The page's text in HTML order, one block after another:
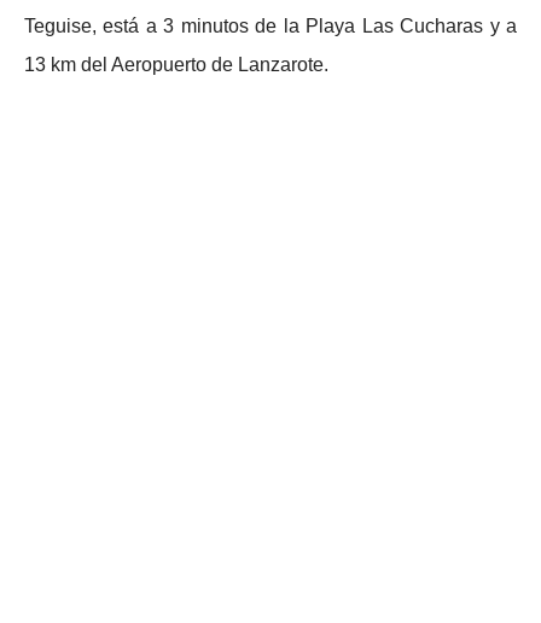
Teguise, está a 3 minutos de la Playa Las Cucharas y a
13 km del Aeropuerto de Lanzarote.